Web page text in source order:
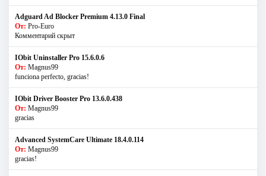
Adguard Ad Blocker Premium 4.13.0 Final
От: Pro-Euro
Комментарий скрыт
IObit Uninstaller Pro 15.6.0.6
От: Magnus99
funciona perfecto, gracias!
IObit Driver Booster Pro 13.6.0.438
От: Magnus99
gracias
Advanced SystemCare Ultimate 18.4.0.114
От: Magnus99
gracias!